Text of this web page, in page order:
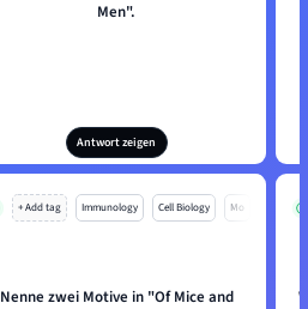
Men".
Antwort zeigen
+ Add tag Immunology Cell Biology Mo
Nenne zwei Motive in "Of Mice and